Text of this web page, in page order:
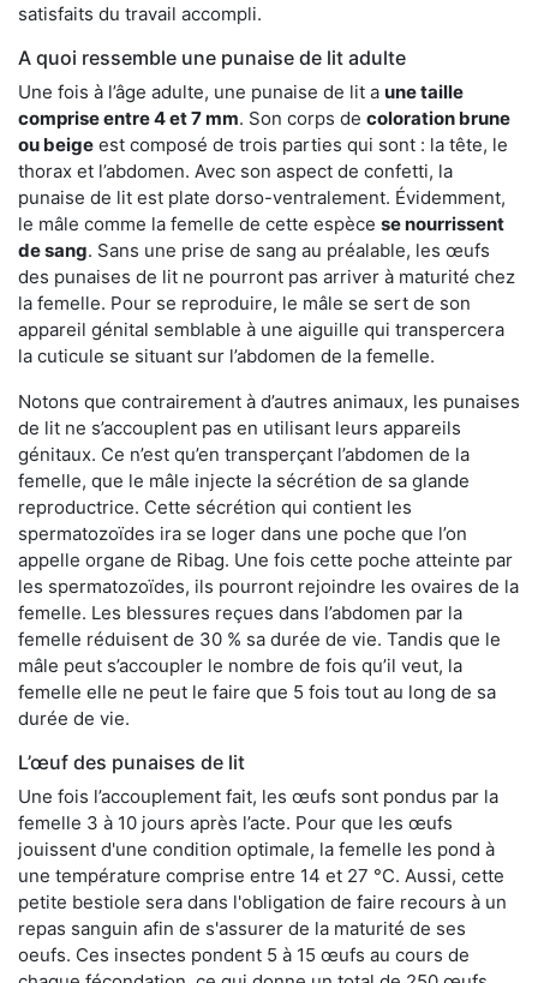
satisfaits du travail accompli.
A quoi ressemble une punaise de lit adulte
Une fois à l’âge adulte, une punaise de lit a une taille
comprise entre 4 et 7 mm. Son corps de coloration brune
ou beige est composé de trois parties qui sont : la tête, le
thorax et l’abdomen. Avec son aspect de confetti, la
punaise de lit est plate dorso-ventralement. Évidemment,
le mâle comme la femelle de cette espèce se nourrissent
de sang. Sans une prise de sang au préalable, les œufs
des punaises de lit ne pourront pas arriver à maturité chez
la femelle. Pour se reproduire, le mâle se sert de son
appareil génital semblable à une aiguille qui transpercera
la cuticule se situant sur l’abdomen de la femelle.
Notons que contrairement à d’autres animaux, les punaises
de lit ne s’accouplent pas en utilisant leurs appareils
génitaux. Ce n’est qu’en transperçant l’abdomen de la
femelle, que le mâle injecte la sécrétion de sa glande
reproductrice. Cette sécrétion qui contient les
spermatozoïdes ira se loger dans une poche que l’on
appelle organe de Ribag. Une fois cette poche atteinte par
les spermatozoïdes, ils pourront rejoindre les ovaires de la
femelle. Les blessures reçues dans l’abdomen par la
femelle réduisent de 30 % sa durée de vie. Tandis que le
mâle peut s’accoupler le nombre de fois qu’il veut, la
femelle elle ne peut le faire que 5 fois tout au long de sa
durée de vie.
L’œuf des punaises de lit
Une fois l’accouplement fait, les œufs sont pondus par la
femelle 3 à 10 jours après l’acte. Pour que les œufs
jouissent d'une condition optimale, la femelle les pond à
une température comprise entre 14 et 27 °C. Aussi, cette
petite bestiole sera dans l'obligation de faire recours à un
repas sanguin afin de s'assurer de la maturité de ses
oeufs. Ces insectes pondent 5 à 15 œufs au cours de